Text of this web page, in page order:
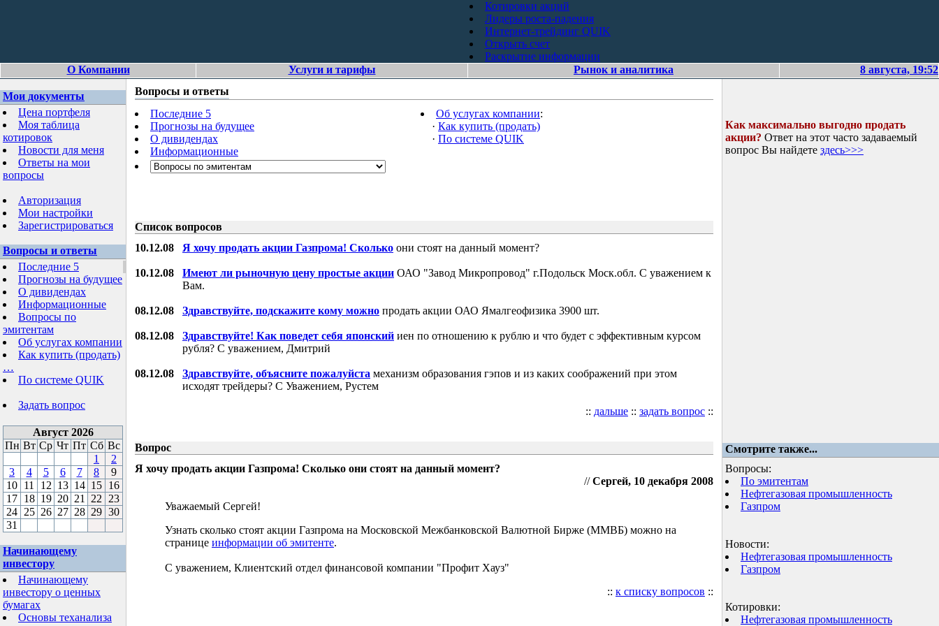
Котировки акций
Лидеры роста-падения
Интернет-трейдинг QUIK
Открыть счет
Раскрытие информации
О Компании
Услуги и тарифы Рынок и аналитика 8 августа, 19:52
Мои документы
Цена портфеля
Моя таблица
котировок
Новости для меня
Ответы на мои
вопросы
Авторизация
Мои настройки
Зарегистрироваться
Вопросы и ответы
Последние 5
Прогнозы на будущее
О дивидендах
Информационные
Вопросы по
эмитентам
Об услугах компании
Как купить (продать)
…
По системе QUIK
Задать вопрос
Август 2026
Пн Вт Ср Чт Пт Сб Вс
1
2
3
4 5 6 7 8
9
10 11 12 13 14 15 16
17 18 19 20 21 22
23
24 25 26 27 28 29 30
31
Начинающему
инвестору
Начинающему
инвестору о ценных
бумагах
Основы теханализа
Вопросы и ответы
Последние 5
Прогнозы на будущее
О дивидендах
Информационные
Об услугах компании:
· Как купить (продать)
· По системе QUIK
Список вопросов
10.12.08 Я хочу продать акции Газпрома! Сколько они стоят на данный момент?
10.12.08 Имеют ли рыночную цену простые акции ОАО "Завод Микропровод" г.Подольск Моск.обл. С уважением к
Вам.
08.12.08 Здравствуйте, подскажите кому можно продать акции ОАО Ямалгеофизика 3900 шт.
08.12.08 Здравствуйте! Как поведет себя японский иен по отношению к рублю и что будет с эффективным курсом
рубля? С уважением, Дмитрий
08.12.08 Здравствуйте, объясните пожалуйста механизм образования гэпов и из каких соображений при этом
исходят трейдеры? С Уважением, Рустем
:: дальше :: задать вопрос ::
Как максимально выгодно продать
акции? Ответ на этот часто задаваемый
вопрос Вы найдете здесь>>>
Вопрос
Смотрите также...
Я хочу продать акции Газпрома! Сколько они стоят на данный момент?
//Сергей, 10 декабря 2008
Уважаемый Сергей!
Узнать сколько стоят акции Газпрома на Московской Межбанковской Валютной Бирже (ММВБ) можно на
странице информации об эмитенте.
С уважением, Клиентский отдел финансовой компании "Профит Хауз"
:: к списку вопросов ::
Вопросы:
По эмитентам
Нефтегазовая промышленность
Газпром
Новости:
Нефтегазовая промышленность
Газпром
Котировки:
Нефтегазовая промышленность